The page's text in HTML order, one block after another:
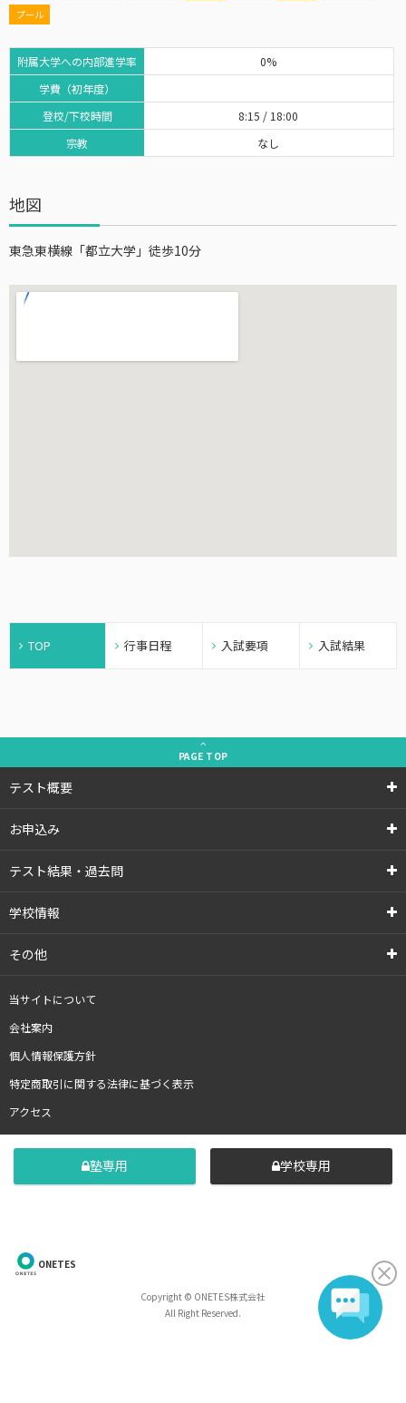
プール
附属大学への内部進学率
学費（初年度）
登校/下校時間
宗教
0%
8:15 / 18:00
なし
地図
東急東横線「都立大学」徒歩10分
TOP 行事日程 入試要項 入試結果
PAGE TOP
テスト概要
お申込み
テスト結果・過去問
学校情報
その他
当サイトについて
会社案内
個人情報保護方針
特定商取引に関する法律に基づく表示
アクセス
塾専用 学校専用
ONETES
Copyright © ONETES株式会社
All Right Reserved.